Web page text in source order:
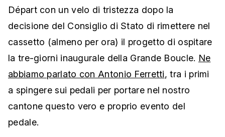
Départ con un velo di tristezza dopo la
decisione del Consiglio di Stato di rimettere nel
cassetto (almeno per ora) il progetto di ospitare
la tre-giorni inaugurale della Grande Boucle. Ne
abbiamo parlato con Antonio Ferretti, tra i primi
a spingere sui pedali per portare nel nostro
cantone questo vero e proprio evento del
pedale.